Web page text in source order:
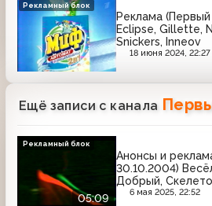
Реклама (Первый
Eclipse, Gillette,
Snickers, Inneov
18 июня 2024, 22:27
Рекламный блок
Ещё записи с канала
05:09
Анонсы и
30.10.2004)
Добрый,
Maybelline,
6 мая 2025, 22:52
Рекламный блок